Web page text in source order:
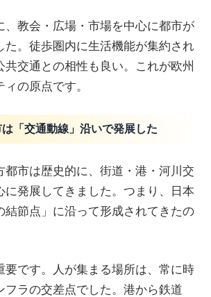
、教会・広場・市場を中心に都市が
た。徒歩圏内に生活機能が集約され
共交通との相性も良い。これが欧州
の原点です。
は「交通動線」沿いで発展した
都市は歴史的に、街道・港・河川交
に発展してきました。つまり、日本
結節点」に沿って形成されてきたの
要です。人が集まる場所は、常に時
フラの交差点でした。港から鉄道